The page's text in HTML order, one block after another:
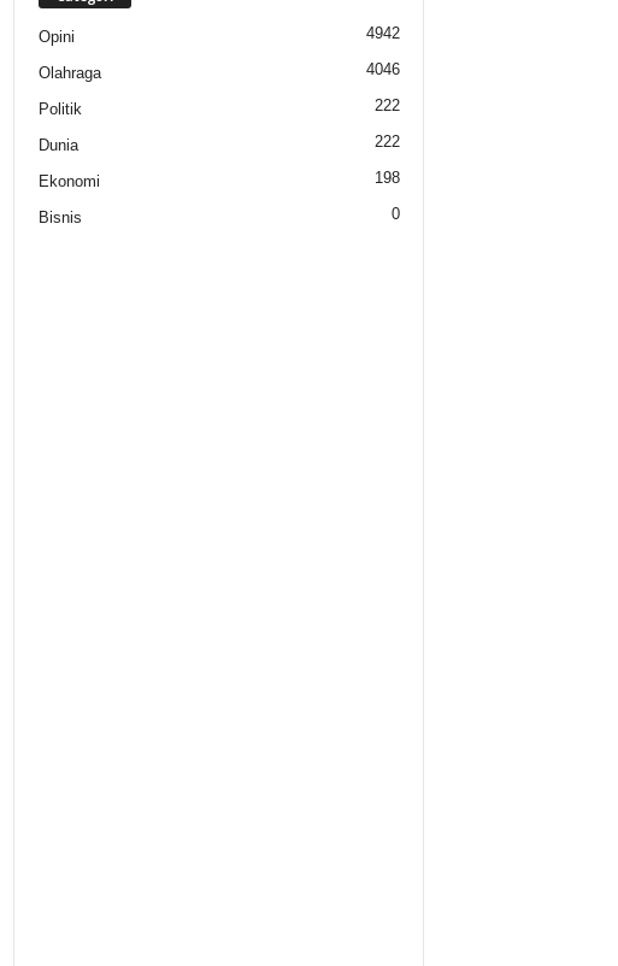
Opini 4942
Olahraga 4046
Politik 222
Dunia 222
Ekonomi 198
Bisnis 0